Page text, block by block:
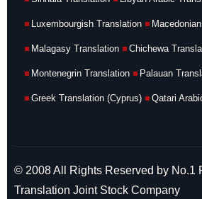
Luxembourgish Translation
Malagasy Translation Chichewa
Montenegrin Translation Palauan
Greek Translation (Cyprus) Qatari
© 2008 All Rights Reserved by No.1
Translation Joint Stock Company